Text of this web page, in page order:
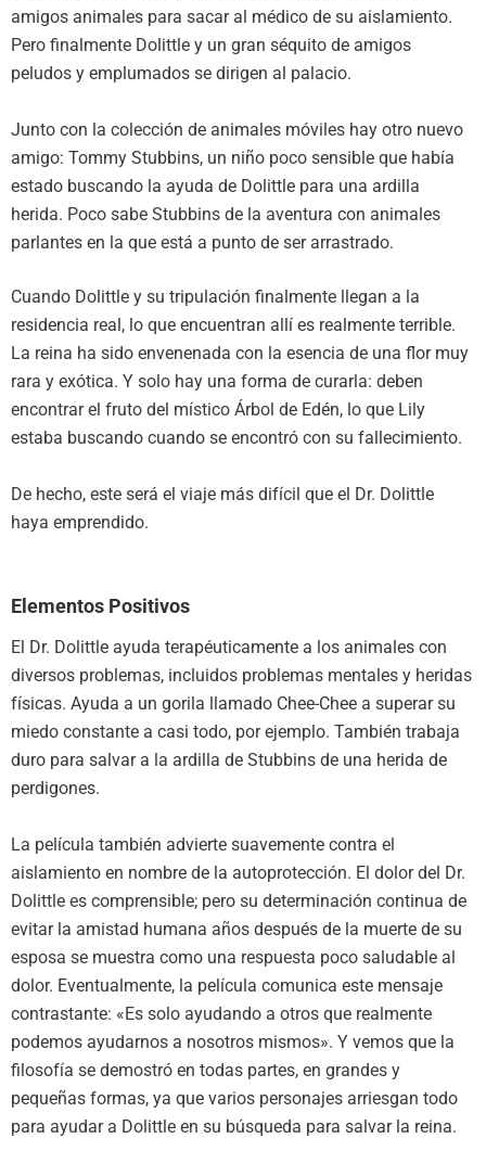
amigos animales para sacar al médico de su aislamiento.
Pero finalmente Dolittle y un gran séquito de amigos
peludos y emplumados se dirigen al palacio.
Junto con la colección de animales móviles hay otro nuevo
amigo: Tommy Stubbins, un niño poco sensible que había
estado buscando la ayuda de Dolittle para una ardilla
herida. Poco sabe Stubbins de la aventura con animales
parlantes en la que está a punto de ser arrastrado.
Cuando Dolittle y su tripulación finalmente llegan a la
residencia real, lo que encuentran allí es realmente terrible.
La reina ha sido envenenada con la esencia de una flor muy
rara y exótica. Y solo hay una forma de curarla: deben
encontrar el fruto del místico Árbol de Edén, lo que Lily
estaba buscando cuando se encontró con su fallecimiento.
De hecho, este será el viaje más difícil que el Dr. Dolittle
haya emprendido.
Elementos Positivos
El Dr. Dolittle ayuda terapéuticamente a los animales con
diversos problemas, incluidos problemas mentales y heridas
físicas. Ayuda a un gorila llamado Chee-Chee a superar su
miedo constante a casi todo, por ejemplo. También trabaja
duro para salvar a la ardilla de Stubbins de una herida de
perdigones.
La película también advierte suavemente contra el
aislamiento en nombre de la autoprotección. El dolor del Dr.
Dolittle es comprensible; pero su determinación continua de
evitar la amistad humana años después de la muerte de su
esposa se muestra como una respuesta poco saludable al
dolor. Eventualmente, la película comunica este mensaje
contrastante: «Es solo ayudando a otros que realmente
podemos ayudarnos a nosotros mismos». Y vemos que la
filosofía se demostró en todas partes, en grandes y
pequeñas formas, ya que varios personajes arriesgan todo
para ayudar a Dolittle en su búsqueda para salvar la reina.